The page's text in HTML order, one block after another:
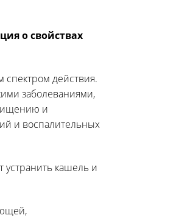
о свойствах
действия.
заболеваниями,
и
и воспалительных
кашель и